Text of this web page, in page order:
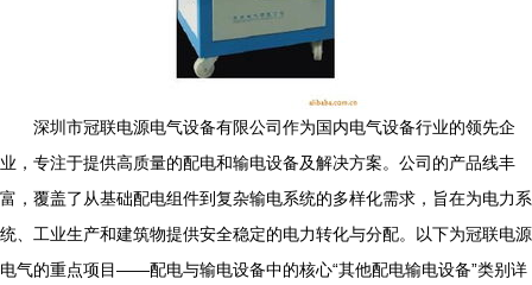
深圳市冠联电源电气设备有限公司作为国内电气设备行业的领先企
业，专注于提供高质量的配电和输电设备及解决方案。公司的产品线丰
富，覆盖了从基础配电组件到复杂输电系统的多样化需求，旨在为电力系
统、工业生产和建筑物提供安全稳定的电力转化与分配。以下为冠联电源
电气的重点项目——配电与输电设备中的核心“其他配电输电设备”类别详